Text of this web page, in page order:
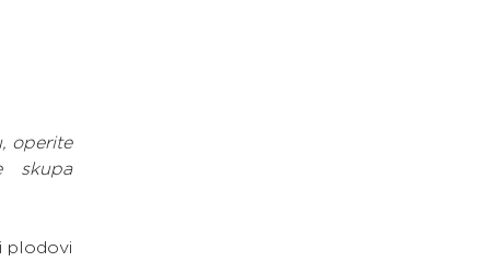
operite
skupa
plodovi